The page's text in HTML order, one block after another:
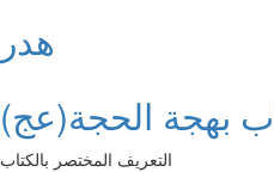
هدر
بهجة الحجة(عج)
التعريف المختصر بالكتاب